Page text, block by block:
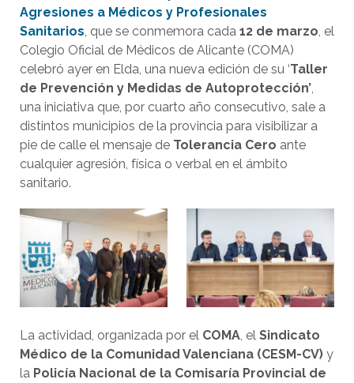
Agresiones a Médicos y Profesionales
Sanitarios, que se conmemora cada 12 de marzo, el
Colegio Oficial de Médicos de Alicante (COMA)
celebró ayer en Elda, una nueva edición de su ‘Taller
de Prevención y Medidas de Autoprotección’,
una iniciativa que, por cuarto año consecutivo, sale a
distintos municipios de la provincia para visibilizar a
pie de calle el mensaje de Tolerancia Cero ante
cualquier agresión, física o verbal en el ámbito
sanitario.
La actividad, organizada por el COMA , el Sindicato
Médico de la Comunidad Valenciana (CESM-CV) y
la Policía Nacional de la Comisaría Provincial de